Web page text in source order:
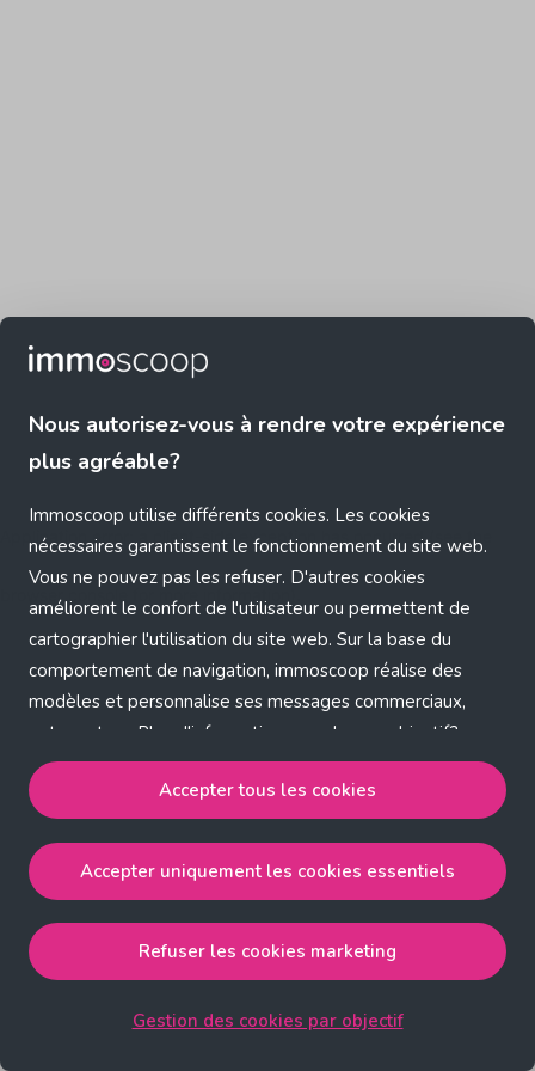
Nous autorisez-vous à rendre votre expérience
plus agréable?
Immoscoop utilise différents cookies. Les cookies
nécessaires garantissent le fonctionnement du site web.
Vous ne pouvez pas les refuser. D'autres cookies
améliorent le confort de l'utilisateur ou permettent de
cartographier l'utilisation du site web. Sur la base du
comportement de navigation, immoscoop réalise des
modèles et personnalise ses messages commerciaux,
entre autres. Plus d'informations sur chaque objectif?
Cliquez sur 'Gestion des cookies par objectif'.
Notre politique de cookies
Accepter tous les cookies
strictement nécessaires, performance, fonctionnalité et
publicité ciblée.
Accepter uniquement les cookies essentielsaccepte
les cookies strictement nécessaires.
Accepter tous les cookies
Accepter uniquement les cookies essentiels
Refuser les cookies marketing
Gestion des cookies par objectif
Application error: a client-side exception has occurred (see the
browser console for more information)